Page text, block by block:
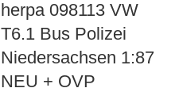
herpa 098113 VW
T6.1 Bus Polizei
Niedersachsen 1:87
NEU + OVP